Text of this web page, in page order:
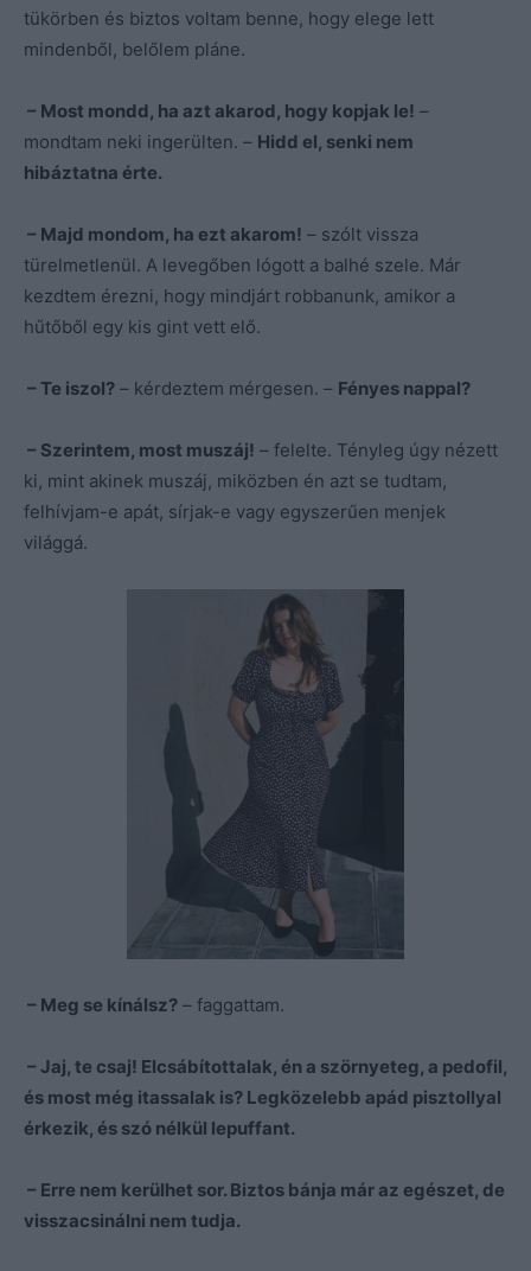
tükörben és biztos voltam benne, hogy elege lett
mindenből, belőlem pláne.
– Most mondd, ha azt akarod, hogy kopjak le! –
mondtam neki ingerülten. – Hidd el, senki nem
hibáztatna érte.
– Majd mondom, ha ezt akarom! – szólt vissza
türelmetlenül. A levegőben lógott a balhé szele. Már
kezdtem érezni, hogy mindjárt robbanunk, amikor a
hűtőből egy kis gint vett elő.
– Te iszol? – kérdeztem mérgesen. – Fényes nappal?
– Szerintem, most muszáj! – felelte. Tényleg úgy nézett
ki, mint akinek muszáj, miközben én azt se tudtam,
felhívjam-e apát, sírjak-e vagy egyszerűen menjek
világgá.
– Meg se kínálsz? – faggattam.
– Jaj, te csaj! Elcsábítottalak, én a szörnyeteg, a pedofil,
és most még itassalak is? Legközelebb apád pisztollyal
érkezik, és szó nélkül lepuffant.
– Erre nem kerülhet sor. Biztos bánja már az egészet, de
visszacsinálni nem tudja.